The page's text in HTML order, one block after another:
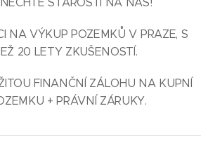
NA VÝKUP POZEMKŮ V PRAZE, S
20 LETY ZKUŠENOSTÍ.
FINANČNÍ ZÁLOHU NA KUPNÍ
+ PRÁVNÍ ZÁRUKY.